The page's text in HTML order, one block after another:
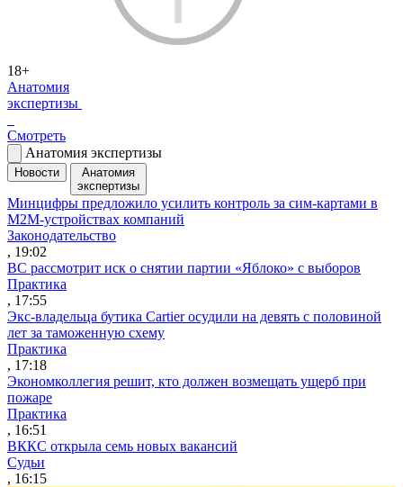
18+
Анатомия
экспертизы
Смотреть
Анатомия экспертизы
Новости
Анатомия
экспертизы
Минцифры предложило усилить контроль за сим-картами в
M2M-устройствах компаний
Законодательство
, 19:02
ВС рассмотрит иск о снятии партии «Яблоко» с выборов
Практика
, 17:55
Экс-владельца бутика Cartier осудили на девять с половиной
лет за таможенную схему
Практика
, 17:18
Экономколлегия решит, кто должен возмещать ущерб при
пожаре
Практика
, 16:51
ВККС открыла семь новых вакансий
Судьи
, 16:15